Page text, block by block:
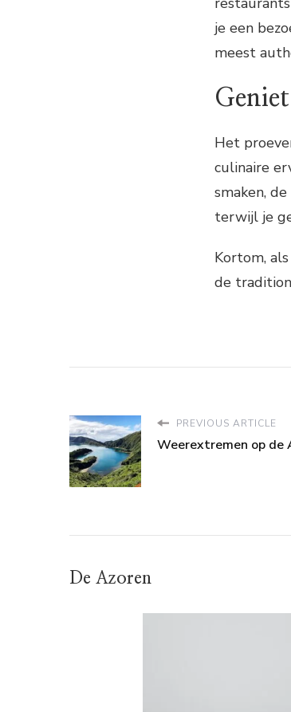
je een
meest
Het
culinaire
smaken,
terwijl je
Kortom,
de
PREVIOUS ARTICLE
Weerextremen op de
De Azoren